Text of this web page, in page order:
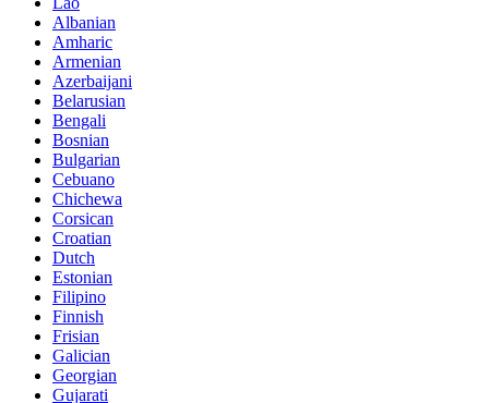
Albanian
Amharic
Armenian
Azerbaijani
Belarusian
Bengali
Bosnian
Bulgarian
Cebuano
Chichewa
Corsican
Croatian
Dutch
Estonian
Filipino
Finnish
Frisian
Galician
Georgian
Gujarati